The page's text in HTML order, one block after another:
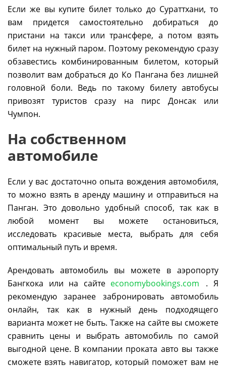
Если же вы купите билет только до Сураттхани, то
вам придется самостоятельно добираться до
пристани на такси или трансфере, а потом взять
билет на нужный паром. Поэтому рекомендую сразу
обзавестись комбинированным билетом, который
позволит вам добраться до Ко Пангана без лишней
головной боли. Ведь по такому билету автобусы
привозят туристов сразу на пирс Донсак или
Чумпон.
На собственном
автомобиле
Если у вас достаточно опыта вождения автомобиля,
то можно взять в аренду машину и отправиться на
Панган. Это довольно удобный способ, так как в
любой момент вы можете остановиться,
исследовать красивые места, выбрать для себя
оптимальный путь и время.
Арендовать автомобиль вы можете в аэропорту
Бангкока или на сайте economybookings.com
. Я
рекомендую заранее забронировать автомобиль
онлайн, так как в нужный день подходящего
варианта может не быть. Также на сайте вы сможете
сравнить цены и выбрать автомобиль по самой
выгодной цене. В компании проката авто вы также
сможете взять навигатор, который поможет вам не